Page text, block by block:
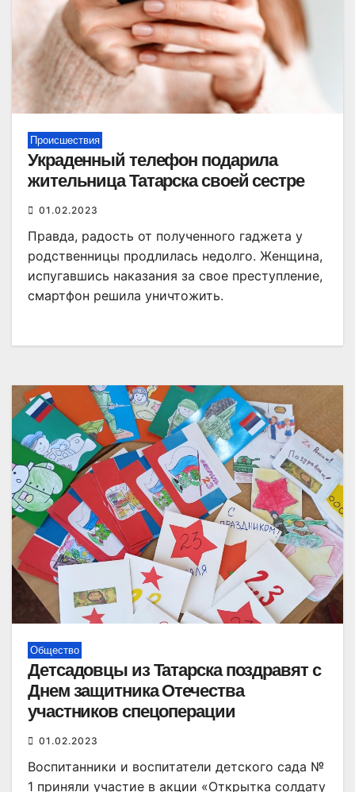
Происшествия
Украденный телефон подарила
жительница Татарска своей сестре
01.02.2023
Правда, радость от полученного гаджета у
родственницы продлилась недолго. Женщина,
испугавшись наказания за свое преступление,
смартфон решила уничтожить.
Общество
Детсадовцы из Татарска поздравят с
Днем защитника Отечества
участников спецоперации
01.02.2023
Воспитанники и воспитатели детского сада №
1 приняли участие в акции «Открытка солдату